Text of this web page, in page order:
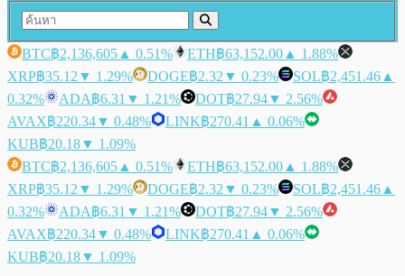
BTC฿2,136,605 ▲ 0.51% ETH฿63,152.00 ▲ 1.88%
XRP฿35.12 ▼ 1.29% DOGE฿2.32 ▼ 0.23% SOL฿2,451.46 ▲
0.32%
ADA฿6.31 ▼ 1.21% DOT฿27.94▼ 2.56%
AVAX฿220.34▼ 0.48% LINK฿270.41 ▲ 0.06%
KUB฿20.18▼ 1.09%
BTC฿2,136,605 ▲ 0.51% ETH฿63,152.00 ▲ 1.88%
XRP฿35.12 ▼ 1.29% DOGE฿2.32 ▼ 0.23% SOL฿2,451.46 ▲
0.32%
ADA฿6.31 ▼ 1.21% DOT฿27.94▼ 2.56%
AVAX฿220.34▼ 0.48% LINK฿270.41 ▲ 0.06%
KUB฿20.18▼ 1.09%